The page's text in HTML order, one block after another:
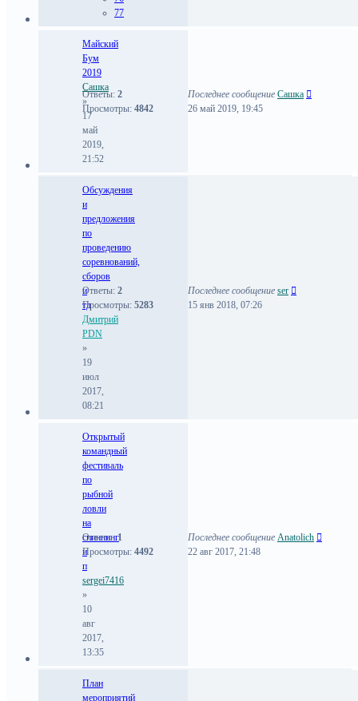
77
Майский
Бум
2019
Сашка
»
17
май
2019,
21:52
Ответы: 2
Просмотры: 4842
Последнее сообщение Сашка
26 май 2019, 19:45
Обсуждения
и
предложения
по
проведению
соревнований,
сборов
и
тд
Дмитрий
PDN
»
19
июл
2017,
08:21
Ответы: 2
Просмотры: 5283
Последнее сообщение ser
15 янв 2018, 07:26
Открытый
командный
фестиваль
по
рыбной
ловли
на
спиннинг
и
п
sergei7416
»
10
авг
2017,
13:35
Ответы:1
Просмотры: 4492
Последнее сообщение Anatolich
22 авг 2017, 21:48
План
мероприятий